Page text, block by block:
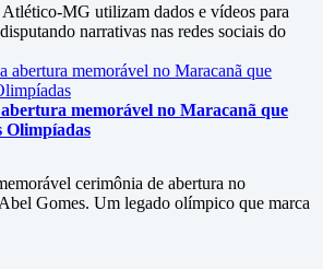
MG utilizam dados e vídeos para
narrativas nas redes sociais do
memorável no Maracanã que
Olimpíadas
cerimônia de abertura no
Gomes. Um legado olímpico que marca